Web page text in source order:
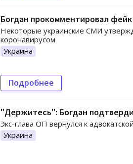
Богдан прокомментировал
Некоторые украинские СМИ
коронавирусом
Украина
Подробнее
"Держитесь": Богдан
Экс-глава ОП вернулся к
Украина